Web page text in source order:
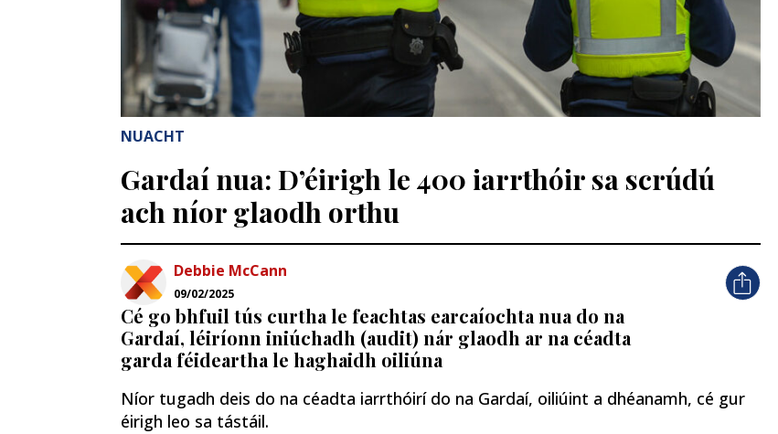
NUACHT
Gardaí nua: D’éirigh le 400 iarrthóir sa scrúdú
ach níor glaodh orthu
Debbie McCann
09/02/2025
Cé go bhfuil tús curtha le feachtas earcaíochta nua do na
Gardaí, léiríonn iniúchadh (audit) nár glaodh ar na céadta
garda féideartha le haghaidh oiliúna
Níor tugadh deis do na céadta iarrthóirí do na Gardaí, oiliúint a dhéanamh, cé gur
éirigh leo sa tástáil.